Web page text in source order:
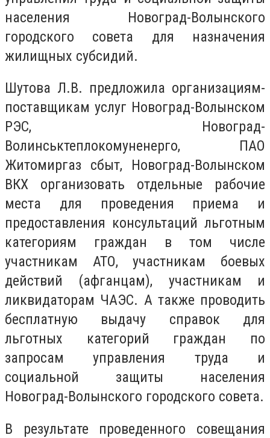
населения Новоград-Волынского
городского совета для назначения
жилищных субсидий.
Шутова Л.В. предложила организациям-
поставщикам услуг Новоград-Волынском
РЭС, Новоград-
Волинськтеплокомуненерго, ПАО
Житомиргаз сбыт, Новоград-Волынском
ВКХ организовать отдельные рабочие
места для проведения приема и
предоставления консультаций льготным
категориям граждан в том числе
участникам АТО, участникам боевых
действий (афганцам), участникам и
ликвидаторам ЧАЭС. А также проводить
бесплатную выдачу справок для
льготных категорий граждан по
запросам управления труда и
социальной защиты населения
Новоград-Волынского городского совета.
В результате проведенного совещания